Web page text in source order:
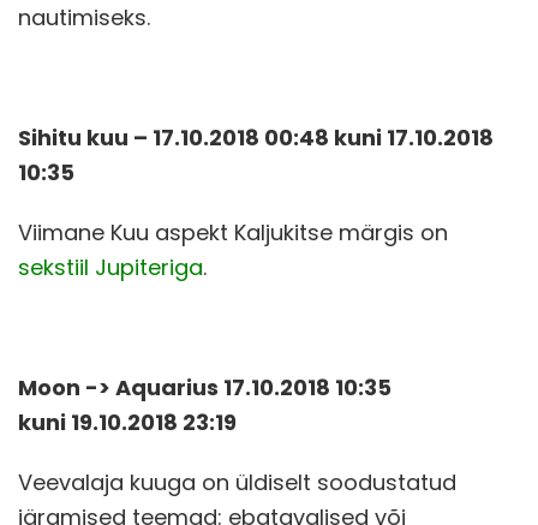
nautimiseks.
Sihitu kuu – 17.10.2018 00:48 kuni 17.10.2018
10:35
Viimane Kuu aspekt Kaljukitse märgis on
sekstiil Jupiteriga.
Moon -> Aquarius 17.10.2018 10:35
kuni 19.10.2018 23:19
Veevalaja kuuga on üldiselt soodustatud
järgmised teemad: ebatavalised või